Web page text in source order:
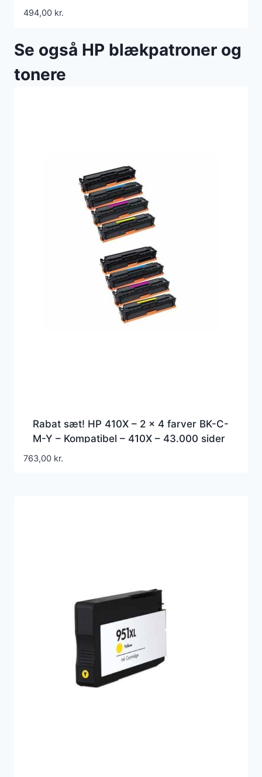
494,00 kr.
Se også HP blækpatroner og
tonere
Rabat sæt! HP 410X – 2 x 4 farver BK-C-
M-Y – Kompatibel – 410X – 43.000 sider
763,00 kr.